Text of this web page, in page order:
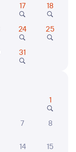
17 18
24 25
31
1
7 8
14 15